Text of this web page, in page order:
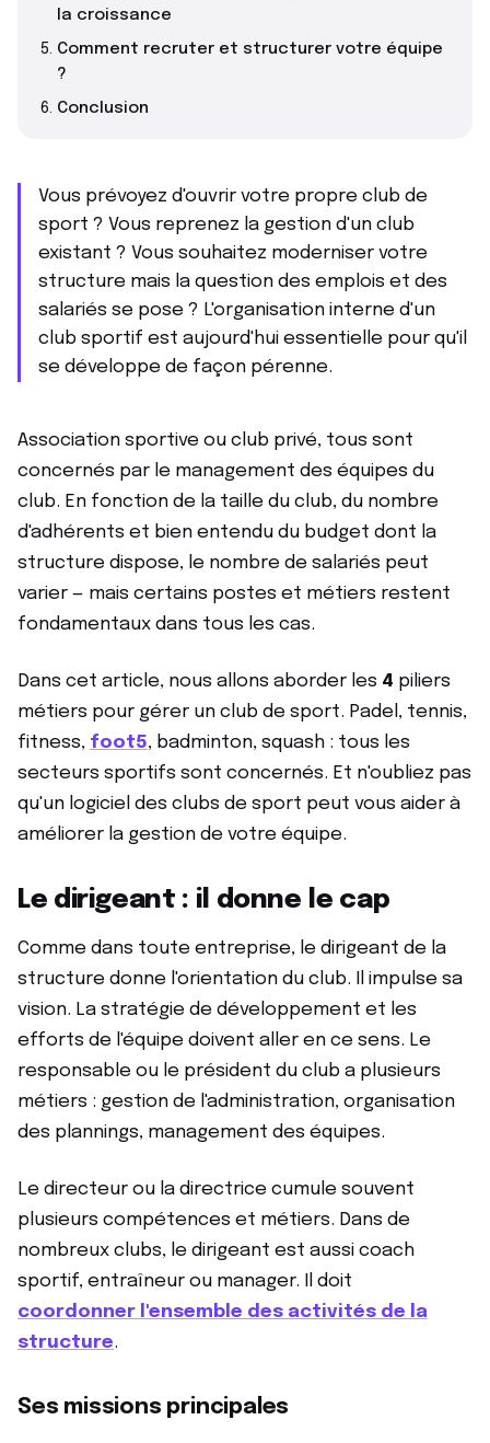
la croissance
Comment recruter et structurer votre équipe
?
Conclusion
Vous prévoyez d'ouvrir votre propre club de
sport ? Vous reprenez la gestion d'un club
existant ? Vous souhaitez moderniser votre
structure mais la question des emplois et des
salariés se pose ? L'organisation interne d'un
club sportif est aujourd'hui essentielle pour qu'il
se développe de façon pérenne.
Association sportive ou club privé, tous sont
concernés par le management des équipes du
club. En fonction de la taille du club, du nombre
d'adhérents et bien entendu du budget dont la
structure dispose, le nombre de salariés peut
varier — mais certains postes et métiers restent
fondamentaux dans tous les cas.
Dans cet article, nous allons aborder les 4 piliers
métiers pour gérer un club de sport. Padel, tennis,
fitness, foot5, badminton, squash : tous les
secteurs sportifs sont concernés. Et n'oubliez pas
qu'un logiciel des clubs de sport peut vous aider à
améliorer la gestion de votre équipe.
Le dirigeant : il donne le cap
Comme dans toute entreprise, le dirigeant de la
structure donne l'orientation du club. Il impulse sa
vision. La stratégie de développement et les
efforts de l'équipe doivent aller en ce sens. Le
responsable ou le président du club a plusieurs
métiers : gestion de l'administration, organisation
des plannings, management des équipes.
Le directeur ou la directrice cumule souvent
plusieurs compétences et métiers. Dans de
nombreux clubs, le dirigeant est aussi coach
sportif, entraîneur ou manager. Il doit
coordonner l'ensemble des activités de la
structure.
Ses missions principales